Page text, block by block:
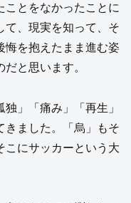
ことをなかったことに
て、現実を知って、そ
悔を抱えたまま進む姿
と思います。
」「痛み」「再生」
きました。「烏」もそ
こにサッカーという大